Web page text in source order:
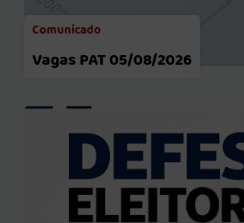
Comunicado
Vagas PAT 05/08/2026